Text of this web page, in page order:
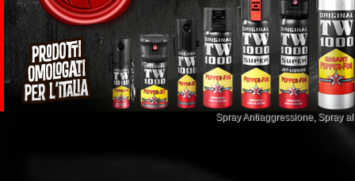
Spray Antiaggressione, Spray